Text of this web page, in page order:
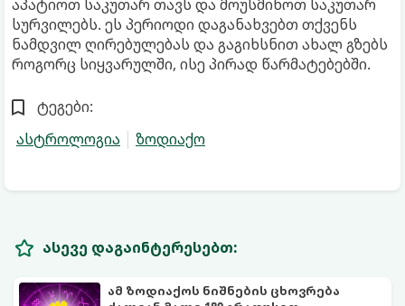
აპატიოთ საკუთარ თავს და მოუსმინოთ საკუთარ
სურვილებს. ეს პერიოდი დაგანახვებთ თქვენს
ნამდვილ ღირებულებას და გაგიხსნით ახალ გზებს
როგორც სიყვარულში, ისე პირად წარმატებებში.
ტეგები:
ასტროლოგია
ზოდიაქო
ასევე დაგაინტერესებთ:
ამ ზოდიაქოს ნიშნების ცხოვრება